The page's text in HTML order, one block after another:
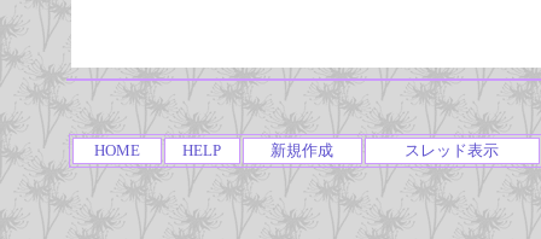
HOME HELP 新規作成 スレッド表示